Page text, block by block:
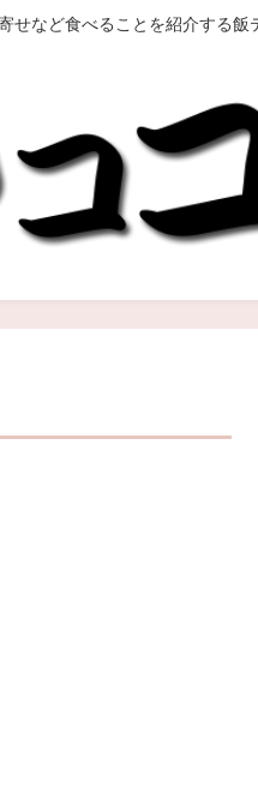
せなど食べることを紹介する飯